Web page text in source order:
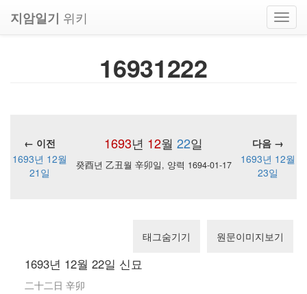
지암일기 위키
16931222
1693년 12월 22일
← 이전
다음 →
1693년 12월
21일
癸酉년 乙丑월 辛卯일, 양력 1694-01-17
1693년 12월
23일
태그숨기기 원문이미지보기
1693년 12월 22일 신묘
二十二日 辛卯